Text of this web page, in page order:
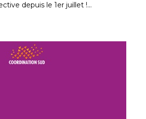
depuis le 1er juillet !…